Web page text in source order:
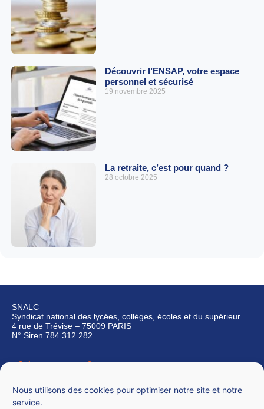
Nous utilisons des cookies pour optimiser notre site et notre
service.
Découvrir l’ENSAP, votre espace
personnel et sécurisé
19 novembre 2025
La retraite, c’est pour quand ?
28 octobre 2025
SNALC
Syndicat national des lycées, collèges, écoles et du supérieur
4 rue de Trévise – 75009 PARIS
N° Siren 784 312 282
Qui sommes-nous ?